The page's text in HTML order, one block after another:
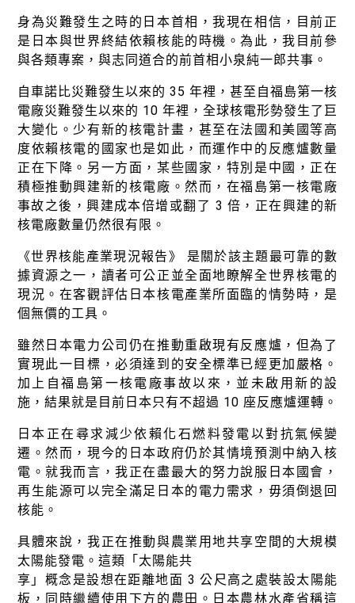
身為災難發生之時的日本首相，我現在相信，目前正
是日本與世界終結依賴核能的時機。為此，我目前參
與各類專案，與志同道合的前首相小泉純一郎共事。
自車諾比災難發生以來的 35 年裡，甚至自福島第一核
電廠災難發生以來的 10 年裡，全球核電形勢發生了巨
大變化。少有新的核電計畫，甚至在法國和美國等高
度依賴核電的國家也是如此，而運作中的反應爐數量
正在下降。另一方面，某些國家，特別是中國，正在
積極推動興建新的核電廠。然而，在福島第一核電廠
事故之後，興建成本倍增或翻了 3 倍，正在興建的新
核電廠數量仍然很有限。
《世界核能產業現況報告》 是關於該主題最可靠的數
據資源之一，讀者可公正並全面地瞭解全世界核電的
現況。在客觀評估日本核電產業所面臨的情勢時，是
個無價的工具。
雖然日本電力公司仍在推動重啟現有反應爐，但為了
實現此一目標，必須達到的安全標準已經更加嚴格。
加上自福島第一核電廠事故以來，並未啟用新的設
施，結果就是目前日本只有不超過 10 座反應爐運轉。
日本正在尋求減少依賴化石燃料發電以對抗氣候變
遷。然而，現今的日本政府仍於其情境預測中納入核
電。就我而言，我正在盡最大的努力說服日本國會，
再生能源可以完全滿足日本的電力需求，毋須倒退回
核能。
具體來說，我正在推動與農業用地共享空間的大規模
太陽能發電。這類「太陽能共
享」概念是設想在距離地面 3 公尺高之處裝設太陽能
板，同時繼續使用下方的農田。日本農林水產省稱這